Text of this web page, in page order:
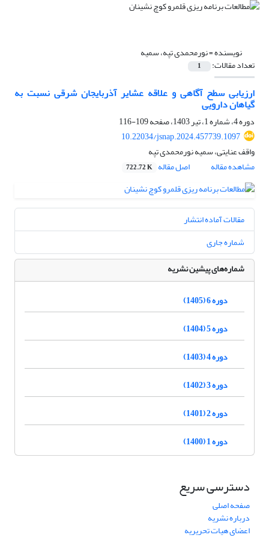
نویسنده =نورمحمدی تپه، سمیه
تعداد مقالات: 1
ارزیابی سطح آگاهی و علاقه عشایر آذربایجان شرقی نسبت به
گیاهان دارویی
دوره 4، شماره 1، تیر 1403، صفحه
109-116
10.22034/jsnap.2024.457739.1097
واقف عنایتی، سمیه نورمحمدی تپه
مشاهده مقاله
اصل مقاله 722.72 K
مقالات آماده انتشار
شماره جاری
شماره‌های پیشین نشریه
دوره 6 (1405)
دوره 5 (1404)
دوره 4 (1403)
دوره 3 (1402)
دوره 2 (1401)
دوره 1 (1400)
دسترسی سریع
صفحه اصلی
درباره نشریه
اعضای هیات تحریریه